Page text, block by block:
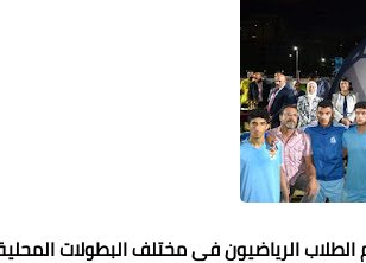
الرياضيون فى مختلف البطولات